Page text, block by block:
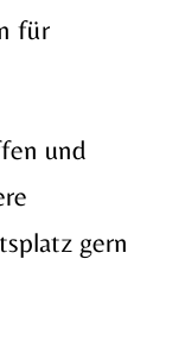
für
und
gern